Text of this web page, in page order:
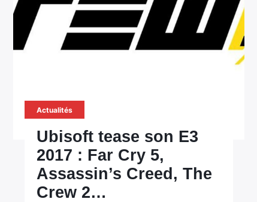
Actualités
Ubisoft tease son E3
2017 : Far Cry 5,
Assassin’s Creed, The
Crew 2…